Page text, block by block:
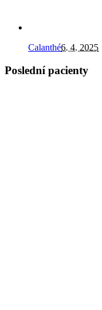
Calanthé6. 4. 2025
Poslední pacienty